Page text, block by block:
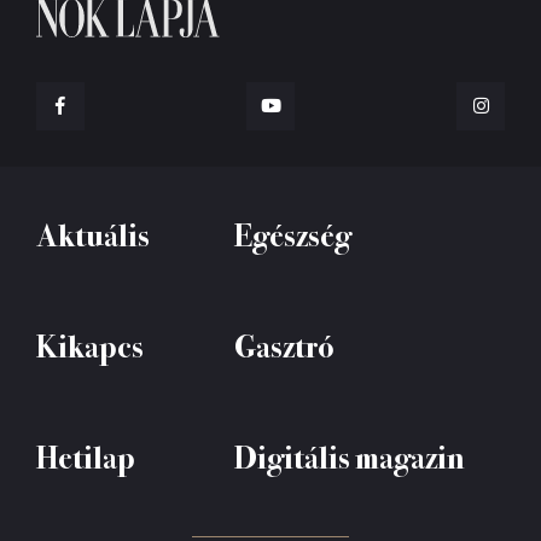
Aktuális Egészség
Kikapcs Gasztró
Hetilap Digitális magazin